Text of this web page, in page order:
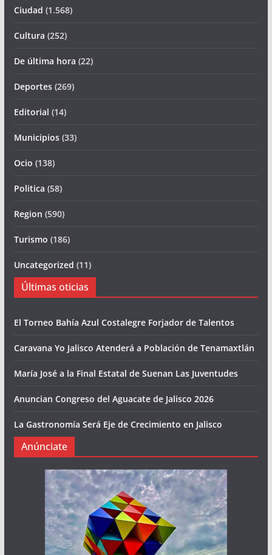
Ciudad (1.568)
Cultura (252)
De última hora (22)
Deportes(269)
Editorial (14)
Municipios(33)
Ocio (138)
Politica (58)
Region (590)
Turismo (186)
Uncategorized (11)
Últimas oticias
El Torneo Bahía Azul Costalegre Forjador de Talentos
Caravana Yo Jalisco Atenderá a Población de Tenamaxtlán
María José a la Final Estatal de Suenan Las Juventudes
Anuncian Congreso del Aguacate de Jalisco 2026
La Gastronomía Será Eje de Crecimiento en Jalisco
Anúnciate